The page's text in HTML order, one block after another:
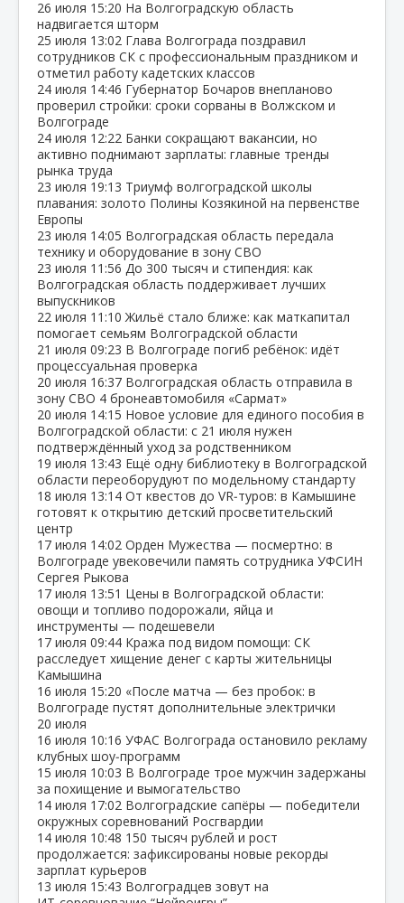
26 июля 15:20 На Волгоградскую область
надвигается шторм
25 июля 13:02 Глава Волгограда поздравил
сотрудников СК с профессиональным праздником и
отметил работу кадетских классов
24 июля 14:46 Губернатор Бочаров внепланово
проверил стройки: сроки сорваны в Волжском и
Волгограде
24 июля 12:22 Банки сокращают вакансии, но
активно поднимают зарплаты: главные тренды
рынка труда
23 июля 19:13 Триумф волгоградской школы
плавания: золото Полины Козякиной на первенстве
Европы
23 июля 14:05 Волгоградская область передала
технику и оборудование в зону СВО
23 июля 11:56 До 300 тысяч и стипендия: как
Волгоградская область поддерживает лучших
выпускников
22 июля 11:10 Жильё стало ближе: как маткапитал
помогает семьям Волгоградской области
21 июля 09:23 В Волгограде погиб ребёнок: идёт
процессуальная проверка
20 июля 16:37 Волгоградская область отправила в
зону СВО 4 бронеавтомобиля «Сармат»
20 июля 14:15 Новое условие для единого пособия в
Волгоградской области: с 21 июля нужен
подтверждённый уход за родственником
19 июля 13:43 Ещё одну библиотеку в Волгоградской
области переоборудуют по модельному стандарту
18 июля 13:14 От квестов до VR‑туров: в Камышине
готовят к открытию детский просветительский
центр
17 июля 14:02 Орден Мужества — посмертно: в
Волгограде увековечили память сотрудника УФСИН
Сергея Рыкова
17 июля 13:51 Цены в Волгоградской области:
овощи и топливо подорожали, яйца и
инструменты — подешевели
17 июля 09:44 Кража под видом помощи: СК
расследует хищение денег с карты жительницы
Камышина
16 июля 15:20 «После матча — без пробок: в
Волгограде пустят дополнительные электрички
20 июля
16 июля 10:16 УФАС Волгограда остановило рекламу
клубных шоу‑программ
15 июля 10:03 В Волгограде трое мужчин задержаны
за похищение и вымогательство
14 июля 17:02 Волгоградские сапёры — победители
окружных соревнований Росгвардии
14 июля 10:48 150 тысяч рублей и рост
продолжается: зафиксированы новые рекорды
зарплат курьеров
13 июля 15:43 Волгоградцев зовут на